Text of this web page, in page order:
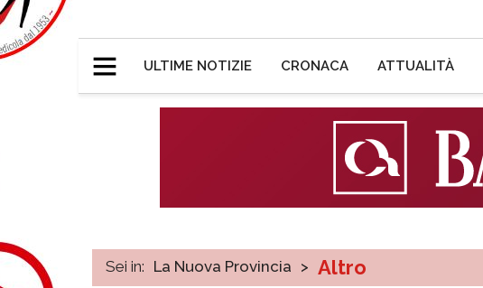
ULTIME NOTIZIE CRONACA ATTUALITÀ
Sei in: La Nuova Provincia > Altro